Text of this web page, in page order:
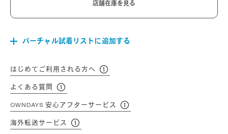
店舗在庫を見る
バーチャル試着リストに追加する
はじめてご利用される方へ
よくある質問
OWNDAYS 安心アフターサービス
海外転送サービス